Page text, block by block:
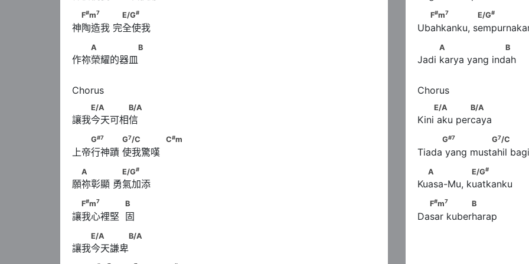
F#m E/G
F#m7 E/G#
神陶造我 完全使我
A　　　　　B
A B
作祢榮耀的器皿
E/A　　　　B/A
E/A B/A
讓我今天可相信
G#7 G /C　　　　            C
G#7 G7/C C#m
上帝行神蹟 使我驚嘆
A　　　      　E/G
A E/G#
願祢彰顯 勇氣加添
F#m B
F#m7 B
讓我心裡堅  固
E/A　　　　B/A
E/A B/A
讓我今天謙卑
#m7 E/G
F#m7 E/G#
Ubahkanku,
A                   B
A B
Jadi karya yang indah
E/A             B/A
E/A B/A
Kini aku percaya
#7 G7/C
G#7 G7/C
Tiada yang mustahil
A              E/G#
A E/G#
Kuasa-Mu, kuatkanku
#m7 B
F#m7 B
Dasar kuberharap